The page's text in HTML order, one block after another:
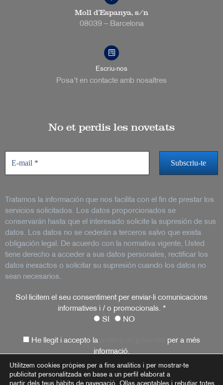
Moll d’Espanya, s/n
08039 – Barcelona
Escriu-nos
Posa't en contacte amb nosaltres
No et perdis les novetats
Tratamos la información que nos facilita con el fin de prestar los
servicios solicitados. Los datos proporcionados se
conservarán hasta que el interesado solicite la supresión de sus
datos. Los datos no se cederán a terceros salvo que exista
obligación legal. De acuerdo con la normativa vigente, Usted
tiene derecho a acceder a sus datos personales, rectificar los
datos inexactos o solicitar su supresión cuando los datos no
sean necesarios.
Sol·licitem el seu consentiment per enviar-li comunicacions
informatives i / o promocionals. *
SI
NO
He llegit i accepto la
per a més
informació.
Utilitzem cookies pròpies per a fins analítics i per mostrar-te
publicitat personalitzada en base a un perfil elaborat a